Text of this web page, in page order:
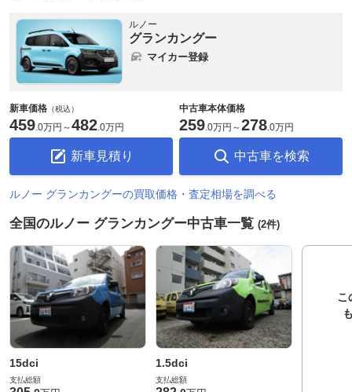
ルノー
グランカングー
マイカー登録
新車価格 （税込）
459.0万円 ～482.0万円
新車見積り
中古車本体価格
259.0万円 ～278.0万円
中古車を検索
ルノー グランカングーの買取価格・査定相場を調べる
全国のルノー グランカングー中古車一覧 (2件)
15dci
支払総額
1.5dci
支払総額
こ